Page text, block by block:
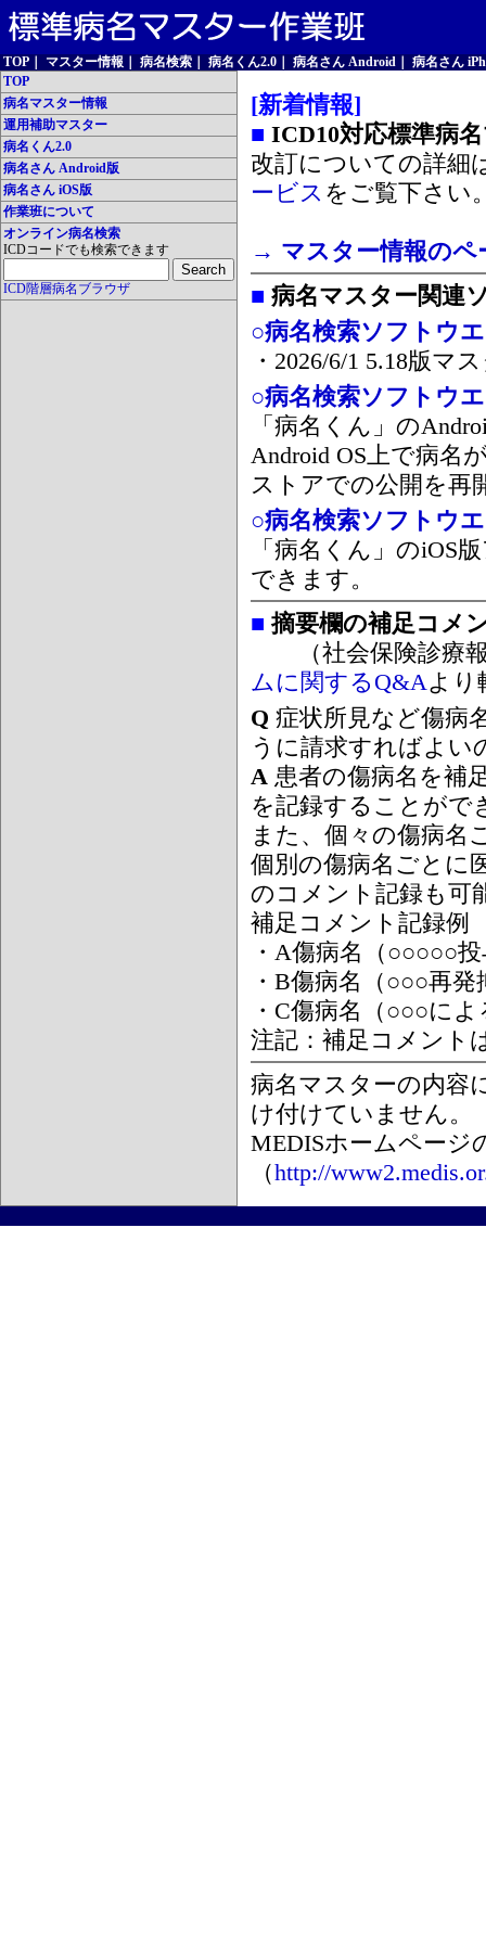
TOP マスター情報 病名検索 病名くん2.0 病名さん Android
病名さん
TOP
病名マスター情報
運用補助マスター
病名くん2.0
病名さん Android版
病名さん iOS版
作業班について
オンライン病名検索
ICDコードでも検索できます
ICD階層病名ブラウザ
[新着情報]
■ ICD10対応標準病
改訂についての詳細
ービス をご覧下さい
→ マスター情報のペ
■ 病名マスター関連
○病名検索ソフトウ
・2026/6/1 5.18版マ
○病名検索ソフトウ
「病名くん」の
Android OS上で病名
ストアでの公開を再
○病名検索ソフトウ
「病名くん」のiOS
できます。
■ 摘要欄の補足コメ
（社会保険診療報
ムに関するQ&Aより
Q 症状所見など傷病
うに請求すればよい
A 患者の傷病名を補
を記録することがで
また、個々の傷病名
個別の傷病名ごとに
のコメント記録も可
補足コメント記録例
・A傷病名（○○○○○
・B傷病名（○○○再
・C傷病名（○○○に
注記：補足コメント
病名マスターの内容
け付けていません。
MEDISホームページ
（http://